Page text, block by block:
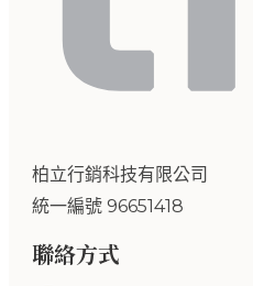
柏立行銷科技有限公司
統一編號 96651418
聯絡方式